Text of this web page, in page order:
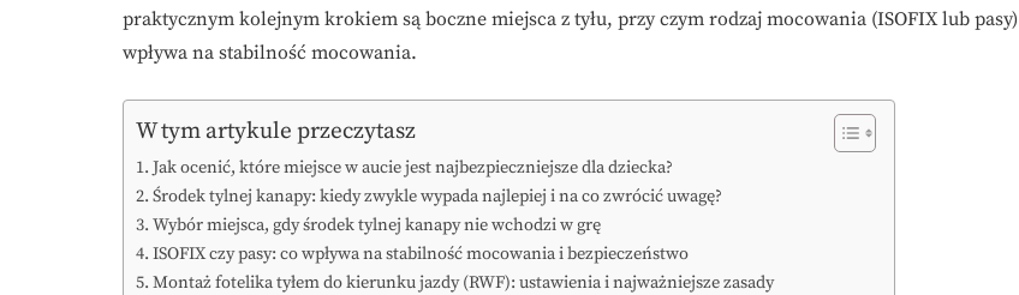
praktycznym kolejnym krokiem są boczne miejsca z tyłu, przy czym rodzaj mocowania (ISOFIX lub pasy)
wpływa na stabilność mocowania.
W tym artykule przeczytasz
Jak ocenić, które miejsce w aucie jest najbezpieczniejsze dla dziecka?
Środek tylnej kanapy: kiedy zwykle wypada najlepiej i na co zwrócić uwagę?
Wybór miejsca, gdy środek tylnej kanapy nie wchodzi w grę
ISOFIX czy pasy: co wpływa na stabilność mocowania i bezpieczeństwo
Montaż fotelika tyłem do kierunku jazdy (RWF): ustawienia i najważniejsze zasady